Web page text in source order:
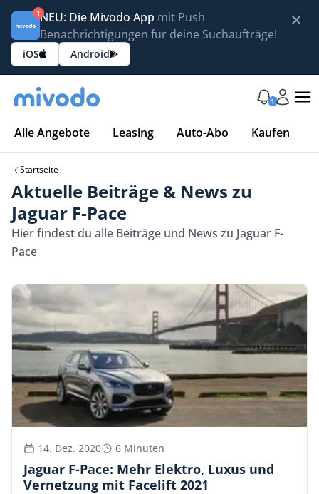
1NEU: Die Mivodo App mit Push
Benachrichtigungen für deine Suchaufträge!
iOS Android
1
Alle Angebote Leasing Auto-Abo Kaufen
Startseite
Aktuelle Beiträge & News zu
Jaguar F-Pace
Hier findest du alle Beiträge und News zu Jaguar F-
Pace
14. Dez. 2020 6 Minuten
Jaguar F-Pace: Mehr Elektro, Luxus und
Vernetzung mit Facelift 2021